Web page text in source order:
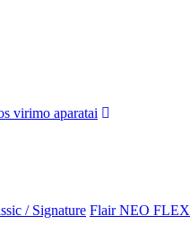
virimo aparatai
/ Signature Flair NEO FLEX